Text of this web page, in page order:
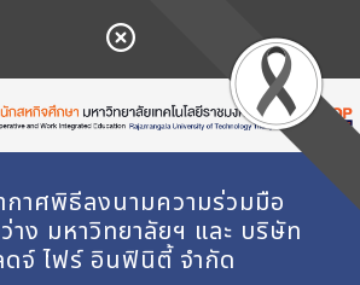
กาศพิธีลงนามความร่วมมือ
าง มหาวิทยาลัยฯ และ บริษัท
ดจ์ ไฟร์ อินฟินิตี้ จำกัด